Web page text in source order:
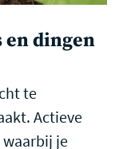
en dingen
te
Actieve
je